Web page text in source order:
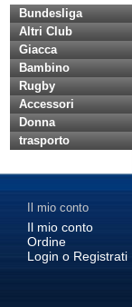
Bundesliga
Altri Club
Giacca
Bambino
Rugby
Accessori
Donna
trasporto
Il mio conto
Il mio conto
Ordine
Login o Registrati